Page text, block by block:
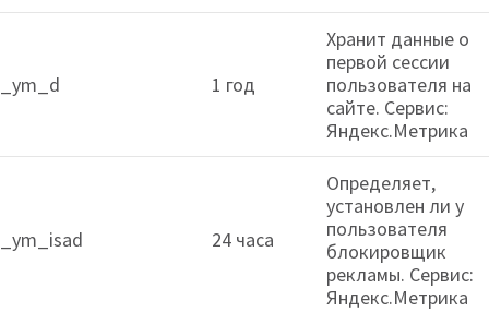
_ym_d 1 год
Хранит данные о
первой сессии
пользователя на
сайте. Сервис:
Яндекс.Метрика
_ym_isad 24 часа
Определяет,
установлен ли у
пользователя
блокировщик
рекламы. Сервис:
Яндекс.Метрика